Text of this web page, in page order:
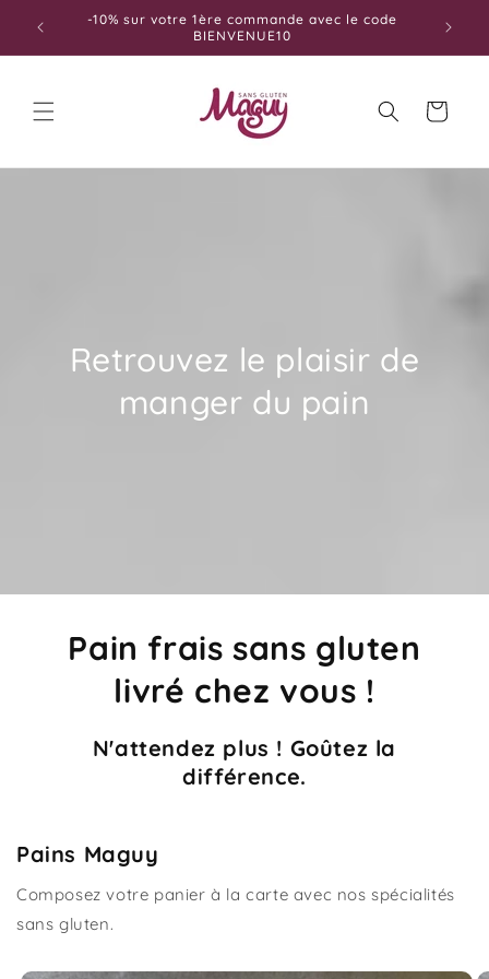
passer
-10% sur votre 1ère commande avec le code
BIENVENUE10
Panier
Retrouvez le plaisir de
manger du pain
Pain frais sans gluten
livré chez vous !
N'attendez plus ! Goûtez la
différence.
Pains Maguy
Composez votre panier à la carte avec nos spécialités
sans gluten.